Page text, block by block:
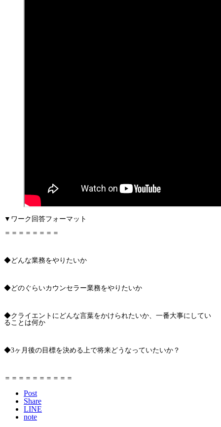
▼ワーク回答フォーマット
＝＝＝＝＝＝＝＝
◆どんな業務をやりたいか
◆どのぐらいカウンセラー業務をやりたいか
◆クライエントにどんな言葉をかけられたいか、一番大事にしてい
ることは何か
◆3ヶ月後の目標を決める上で将来どうなっていたいか？
＝＝＝＝＝＝＝＝＝＝
Post
Share
LINE
note